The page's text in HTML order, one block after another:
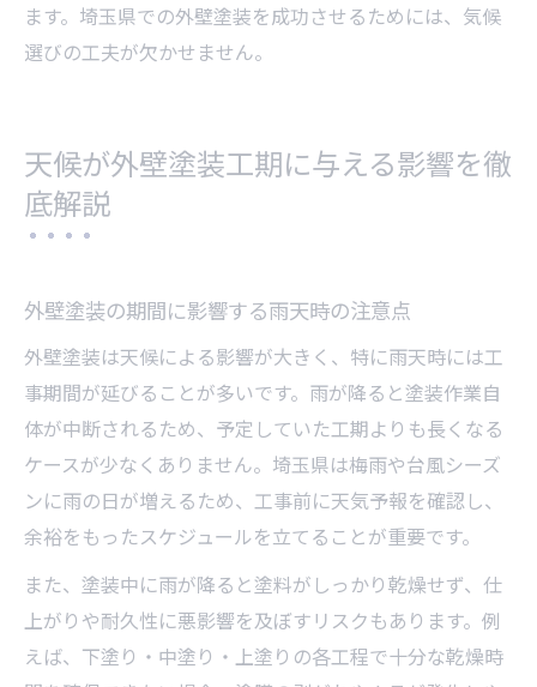
ます。埼玉県での外壁塗装を成功させるためには、気候
選びの工夫が欠かせません。
天候が外壁塗装工期に与える影響を徹
底解説
外壁塗装の期間に影響する雨天時の注意点
外壁塗装は天候による影響が大きく、特に雨天時には工
事期間が延びることが多いです。雨が降ると塗装作業自
体が中断されるため、予定していた工期よりも長くなる
ケースが少なくありません。埼玉県は梅雨や台風シーズ
ンに雨の日が増えるため、工事前に天気予報を確認し、
余裕をもったスケジュールを立てることが重要です。
また、塗装中に雨が降ると塗料がしっかり乾燥せず、仕
上がりや耐久性に悪影響を及ぼすリスクもあります。例
えば、下塗り・中塗り・上塗りの各工程で十分な乾燥時